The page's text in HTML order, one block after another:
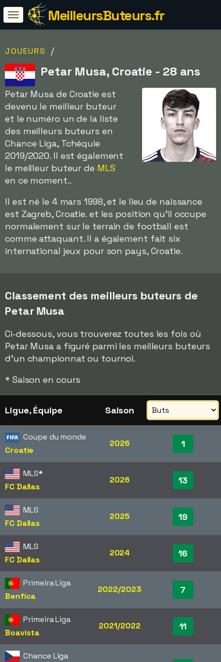
MeilleursButeurs.fr
JOUEURS /
Petar Musa, Croatie - 28 ans
Petar Musa de Croatie est
devenu le meilleur buteur
et le numéro un de la liste
des meilleurs buteurs en
Chance Liga, Tchéquie
2019/2020. Il est également
le meilleur buteur de MLS
en ce moment..
Il est né le 4 mars 1998, et le lieu de naissance
est Zagreb, Croatie. et les position qu'il occupe
normalement sur le terrain de football est
comme attaquant. Il a également fait six
international jeux pour son pays, Croatie.
Classement des meilleurs buteurs de
Petar Musa
Ci-dessous, vous trouverez toutes les fois où
Petar Musa a figuré parmi les meilleurs buteurs
d'un championnat ou tournoi.
* Saison en cours
Ligue, Équipe Saison
Coupe du monde
Croatie
2026 1
MLS*
FC Dallas
2026 13
MLS
FC Dallas
2025 19
MLS
FC Dallas
2024 16
Primeira Liga
Benfica
2022/2023 7
Primeira Liga
Boavista
2021/2022 11
Chance Liga